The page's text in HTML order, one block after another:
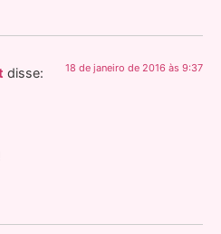
disse: 18 de janeiro de 2016 às 9:37